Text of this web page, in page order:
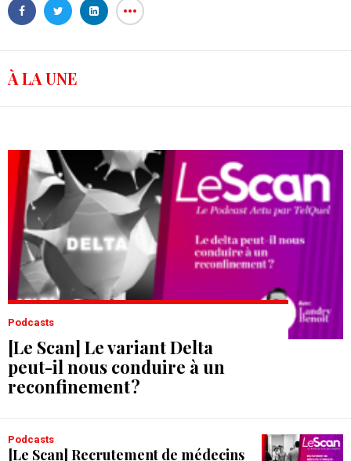
À LA UNE
Podcasts
[Le Scan] Le variant Delta
peut-il nous conduire à un
reconfinement ?
Podcasts
[Le Scan] Recrutement de médecins